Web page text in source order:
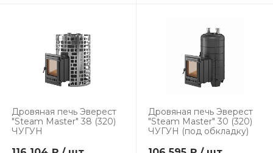
Дровяная печь Эверест
"Steam Master" 38 (320)
ЧУГУН
Дровяная печь Эверест
"Steam Master" 30 (320)
ЧУГУН (под обкладку)